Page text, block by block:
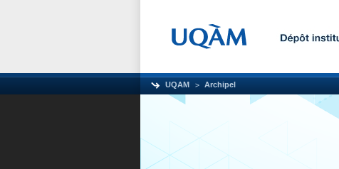
UQAM Archipel